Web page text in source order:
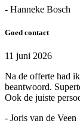
- Hanneke Bosch
Goed contact
11 juni 2026
Na de offerte had
beantwoord.
Ook de juiste
- Joris van de Veen